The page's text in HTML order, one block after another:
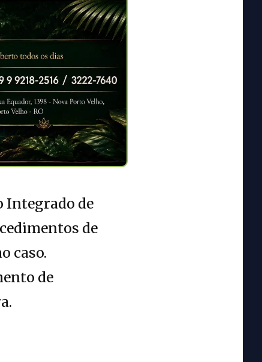
Integrado de
de
caso.
de